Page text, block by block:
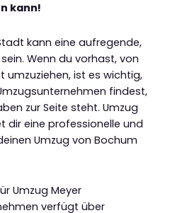
kann!
kann eine aufregende,
Wenn du vorhast, von
umzuziehen, ist es wichtig,
findest,
zur Seite steht. Umzug
dir eine professionelle und
Umzug von Bochum
Umzug Meyer
verfügt über